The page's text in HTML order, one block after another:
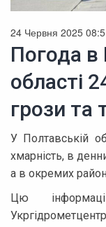
24 Червня 2025
Погода в
області
грози та
У Полтавській
хмарність, в
а в окремих
Цю